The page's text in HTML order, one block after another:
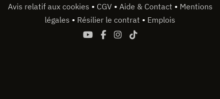
Avis relatif aux cookies • CGV • Aide & Contact • Mentions
légales • Résilier le contrat • Emplois